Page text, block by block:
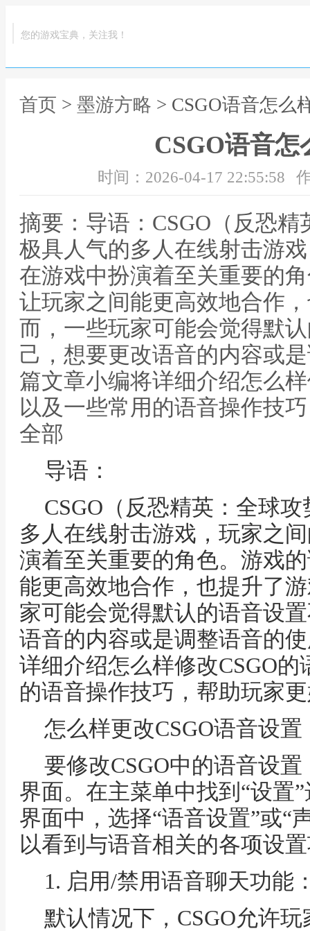
您的游戏宝典，关注我！
首页 > 墨游方略 > CSGO语音怎么
CSGO语音怎
时间：2026-04-17 22:55:58
摘要：导语：CSGO（反恐
极具人气的多人在线射击游
在游戏中扮演着至关重要的
让玩家之间能更高效地合作
而，一些玩家可能会觉得默
己，想要更改语音的内容或
篇文章小编将详细介绍怎么
以及一些常用的语音操作技
全部
导语：
CSGO（反恐精英：全球
多人在线射击游戏，玩家之
演着至关重要的角色。游戏
能更高效地合作，也提升了
家可能会觉得默认的语音设
语音的内容或是调整语音的
详细介绍怎么样修改CSGO
的语音操作技巧，帮助玩家
怎么样更改CSGO语音设置
要修改CSGO中的语音设
界面。在主菜单中找到“设置
界面中，选择“语音设置”或“
以看到与语音相关的各项设
1. 启用/禁用语音聊天功能
默认情况下，CSGO允许